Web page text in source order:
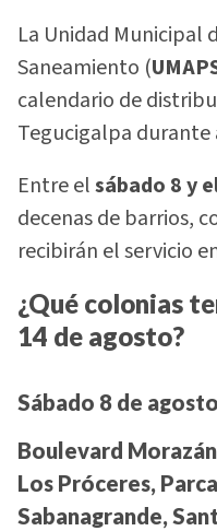
La Unidad Municipal
Saneamiento (
calendario de
Tegucigalpa durante
Entre elsábado 8 y
decenas de barrios,
recibirán el servicio
¿Qué colonias
14 de agosto?
Sábado 8 de agosto
Boulevard
Los Próceres,
Sabanagrande,